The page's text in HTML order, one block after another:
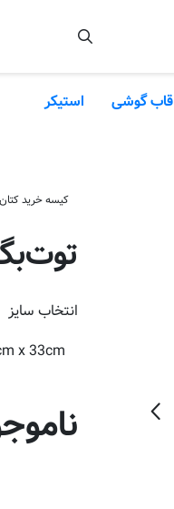
قاب گوشی استیکر
کیسه خرید کتان
انتخاب سایز